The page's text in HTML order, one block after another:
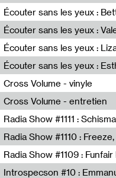
Écouter sans les yeux :
Bettina Samson
Écouter sans les yeux :
Valentine Branca
Liza Maignan,Elodie Lecat
Esther Meunier Corfdyr
Cross Volume - vinyle
Cross Volume - entretien
Resonance
Radio WORM
Jet FM
Introspecson #10 :